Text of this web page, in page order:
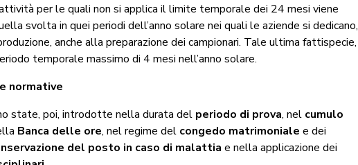
per le quali non si applica il limite temporale dei 24 mesi viene
svolta in quei periodi dell’anno solare nei quali le aziende si dedicano,
anche alla preparazione dei campionari. Tale ultima fattispecie,
temporale massimo di 4 mesi nell’anno solare.
normative
state, poi, introdotte nella durata del periodo di prova, nel cumulo
Banca delle ore, nel regime del congedo matrimoniale e dei
del posto in caso di malattia e nella applicazione dei